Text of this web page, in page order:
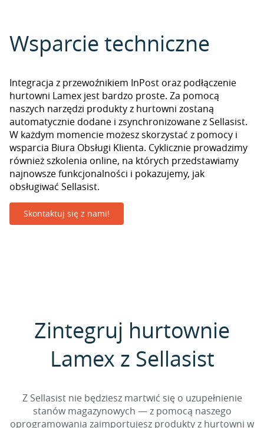
Wsparcie techniczne
Integracja z przewoźnikiem InPost oraz podłączenie
hurtowni Lamex jest bardzo proste. Za pomocą
naszych narzędzi produkty z hurtowni zostaną
automatycznie dodane i zsynchronizowane z Sellasist.
W każdym momencie możesz skorzystać z pomocy i
wsparcia Biura Obsługi Klienta. Cyklicznie prowadzimy
również szkolenia online, na których przedstawiamy
najnowsze funkcjonalności i pokazujemy, jak
obsługiwać Sellasist.
Skontaktuj się z nami!
Zintegruj hurtownie
Lamex z Sellasist
Z Sellasist nie będziesz martwić się o uzupełnienie
stanów magazynowych — z pomocą naszego
oprogramowania zaimportujesz produkty z hurtowni w